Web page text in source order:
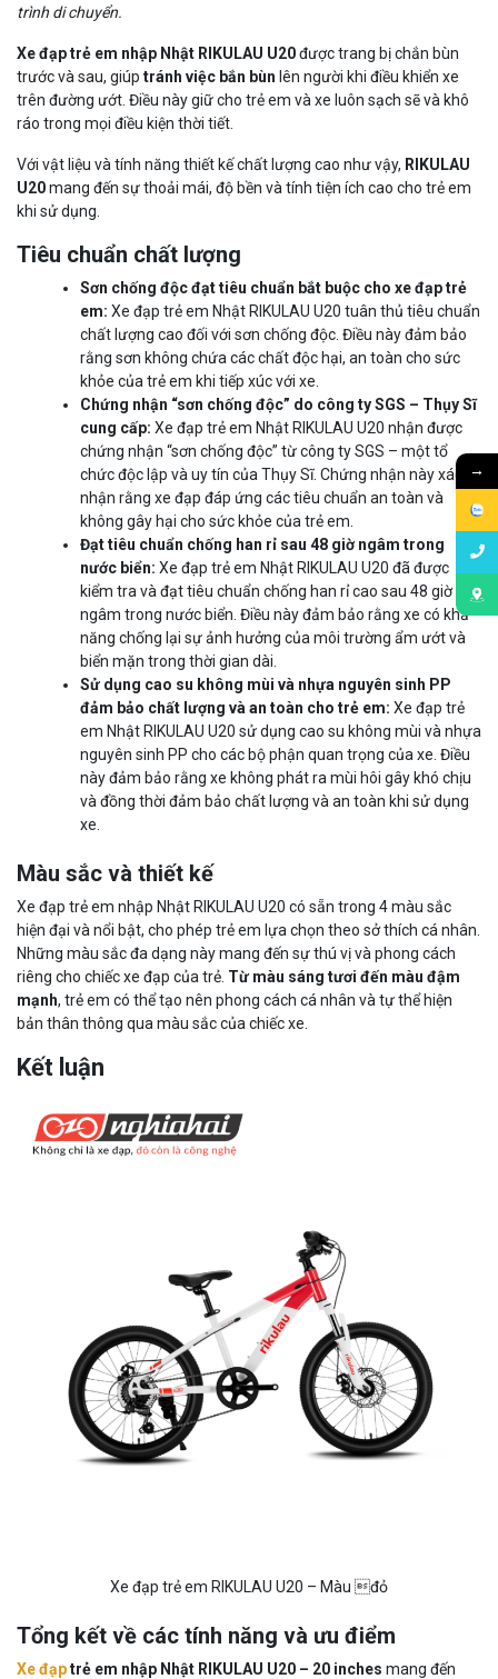
trình di chuyển.
Xe đạp trẻ em nhập Nhật RIKULAU U20được trang bị chắn bùn
trước và sau, giúp tránh việc bắn bùn lên người khi điều khiển xe
trên đường ướt. Điều này giữ cho trẻ em và xe luôn sạch sẽ và khô
ráo trong mọi điều kiện thời tiết.
Với vật liệu và tính năng thiết kế chất lượng cao như vậy, RIKULAU
U20mang đến sự thoải mái, độ bền và tính tiện ích cao cho trẻ em
khi sử dụng.
Tiêu chuẩn chất lượng
Sơn chống độc đạt tiêu chuẩn bắt buộc cho xe đạp trẻ
em: Xe đạp trẻ em Nhật RIKULAU U20 tuân thủ tiêu chuẩn
chất lượng cao đối với sơn chống độc. Điều này đảm bảo
rằng sơn không chứa các chất độc hại, an toàn cho sức
khỏe của trẻ em khi tiếp xúc với xe.
Chứng nhận “sơn chống độc” do công ty SGS – Thụy Sĩ
cung cấp: Xe đạp trẻ em Nhật RIKULAU U20 nhận được
chứng nhận “sơn chống độc” từ công ty SGS – một tổ
chức độc lập và uy tín của Thụy Sĩ. Chứng nhận này xác
nhận rằng xe đạp đáp ứng các tiêu chuẩn an toàn và
không gây hại cho sức khỏe của trẻ em.
Đạt tiêu chuẩn chống han rỉ sau 48 giờ ngâm trong
nước biển: Xe đạp trẻ em Nhật RIKULAU U20 đã được
kiểm tra và đạt tiêu chuẩn chống han rỉ cao sau 48 giờ
ngâm trong nước biển. Điều này đảm bảo rằng xe có khả
năng chống lại sự ảnh hưởng của môi trường ẩm ướt và
biển mặn trong thời gian dài.
Sử dụng cao su không mùi và nhựa nguyên sinh PP
đảm bảo chất lượng và an toàn cho trẻ em: Xe đạp trẻ
em Nhật RIKULAU U20 sử dụng cao su không mùi và nhựa
nguyên sinh PP cho các bộ phận quan trọng của xe. Điều
này đảm bảo rằng xe không phát ra mùi hôi gây khó chịu
và đồng thời đảm bảo chất lượng và an toàn khi sử dụng
xe.
Màu sắc và thiết kế
Xe đạp trẻ em nhập Nhật RIKULAU U20 có sẵn trong 4 màu sắc
hiện đại và nổi bật, cho phép trẻ em lựa chọn theo sở thích cá nhân.
Những màu sắc đa dạng này mang đến sự thú vị và phong cách
riêng cho chiếc xe đạp của trẻ. Từ màu sáng tươi đến màu đậm
mạnh, trẻ em có thể tạo nên phong cách cá nhân và tự thể hiện
bản thân thông qua màu sắc của chiếc xe.
Kết luận
Xe đạp trẻ em RIKULAU U20 – Màu đỏ
Tổng kết về các tính năng và ưu điểm
Xe đạptrẻ em nhập Nhật RIKULAU U20 – 20 inches mang đến
→